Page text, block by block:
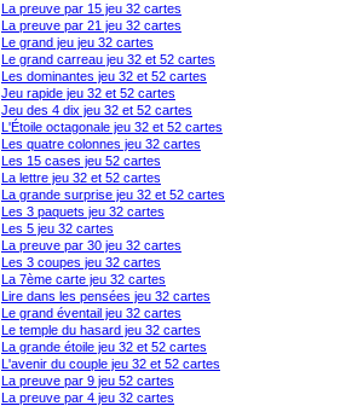
La preuve par 15 jeu 32 cartes
La preuve par 21 jeu 32 cartes
Le grand jeu jeu 32 cartes
Le grand carreau jeu 32 et 52 cartes
Les dominantes jeu 32 et 52 cartes
Jeu rapide jeu 32 et 52 cartes
Jeu des 4 dix jeu 32 et 52 cartes
L'Étoile octagonale jeu 32 et 52 cartes
Les quatre colonnes jeu 32 cartes
Les 15 cases jeu 52 cartes
La lettre jeu 32 et 52 cartes
La grande surprise jeu 32 et 52 cartes
Les 3 paquets jeu 32 cartes
Les 5 jeu 32 cartes
La preuve par 30 jeu 32 cartes
Les 3 coupes jeu 32 cartes
La 7ème carte jeu 32 cartes
Lire dans les pensées jeu 32 cartes
Le grand éventail jeu 32 cartes
Le temple du hasard jeu 32 cartes
La grande étoile jeu 32 et 52 cartes
L'avenir du couple jeu 32 et 52 cartes
La preuve par 9 jeu 52 cartes
La preuve par 4 jeu 32 cartes